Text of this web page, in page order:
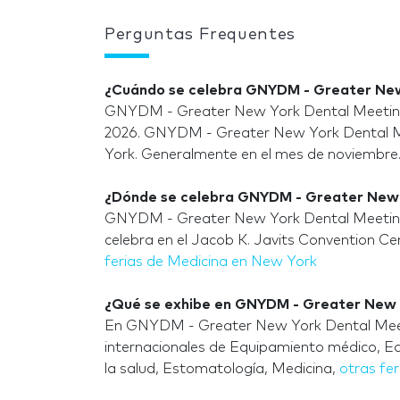
Perguntas Frequentes
¿Cuándo se celebra GNYDM - Greater
GNYDM - Greater New York Dental
2026. GNYDM - Greater New York Dental
York. Generalmente en el mes de noviembre.
¿Dónde se celebra GNYDM - Greater
GNYDM - Greater New York Dental
celebra en el Jacob K. Javits Convention
ferias de Medicina en New York
¿Qué se exhibe en GNYDM - Greater
En GNYDM - Greater New York Dental
internacionales de Equipamiento médico,
la salud, Estomatología, Medicina, otras